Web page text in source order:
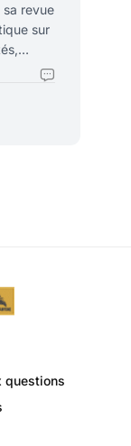
larevue
sur
un
questions